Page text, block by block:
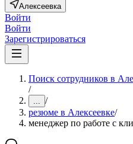
Алексеевка
Войти
Войти
Зарегистрироваться
Поиск сотрудников в
/
... /
резюме в Алексеевке/
менеджер по работе с